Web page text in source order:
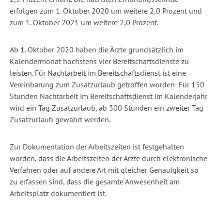
erfolgen zum 1. Oktober 2020 um weitere 2,0 Prozent und
zum 1. Oktober 2021 um weitere 2,0 Prozent.
Ab 1. Oktober 2020 haben die Ärzte grundsätzlich im
Kalendermonat höchstens vier Bereitschaftsdienste zu
leisten. Für Nachtarbeit im Bereitschaftsdienst ist eine
Vereinbarung zum Zusatzurlaub getroffen worden: Für 150
Stunden Nachtarbeit im Bereitschaftsdienst im Kalenderjahr
wird ein Tag Zusatzurlaub, ab 300 Stunden ein zweiter Tag
Zusatzurlaub gewährt werden.
Zur Dokumentation der Arbeitszeiten ist festgehalten
worden, dass die Arbeitszeiten der Ärzte durch elektronische
Verfahren oder auf andere Art mit gleicher Genauigkeit so
zu erfassen sind, dass die gesamte Anwesenheit am
Arbeitsplatz dokumentiert ist.